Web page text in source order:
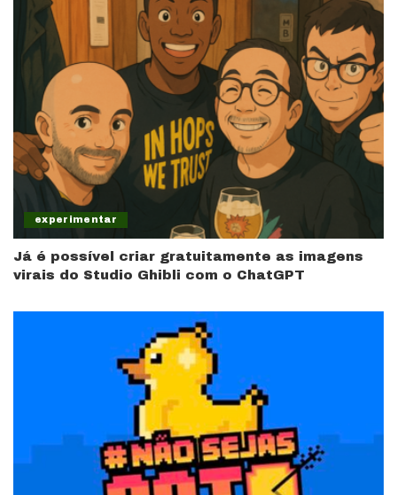
experimentar
Já é possível criar gratuitamente as imagens
virais do Studio Ghibli com o ChatGPT